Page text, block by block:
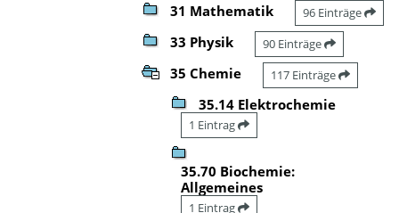
31 Mathematik 96 Einträge
33 Physik 90 Einträge
35 Chemie 117 Einträge
35.14 Elektrochemie
1 Eintrag
35.70 Biochemie:
Allgemeines
1 Eintrag